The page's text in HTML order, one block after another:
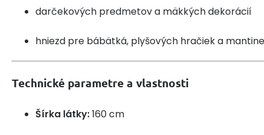
darčekových predmetov a mäkkých dekorácií
hniezd pre bábätká, plyšových hračiek a
Technické parametre a vlastnosti
Šírka látky:160 cm